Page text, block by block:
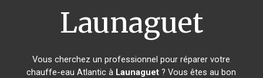
Launaguet
Vous cherchez un professionnel pour réparer votre
chauffe-eau Atlantic à Launaguet ? Vous êtes au bon